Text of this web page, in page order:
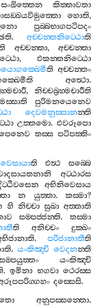
සංඛිත‍්තෙන
කිත‍්තාවතා
හොති,
පුබ‍්බභාගපටිපදං
.අච‍්චන‍්තනිට‍්ඨොති
අච‍්චන‍්තා, අච‍්චන‍්තා
,එකන‍්තනිට‍්ඨො
ති අච‍්චන‍්තං
අත්‍ථො.
,නිච‍්චබ්‍රහ‍්මචාරීති
පුරිමනයෙනෙව
දෙවමනුස‍්සානන‍්ති
උත‍්තමො. එවරූපො
තස‍්ස පටිපත‍්තිං
ති එත්‍ථ
සබ‍්බෙ
අට‍්ඨාරස
අභිනිවෙසාය
න යුත‍්තා.කස‍්මා?
හි නිච‍්චා සුඛා අත‍්තාති
සම‍්පජ‍්ජන‍්ති.තස‍්මා
ති අනිච‍්චං
දුක‍්ඛං
.පරිජානාතීති
.යංකිඤ‍්චි වෙදනන‍්ති
යංකිඤ‍්චි
.ඉමිනා භගවා ථෙරස‍්ස
දස‍්සෙසි.
අනුපස‍්සන‍්තො.